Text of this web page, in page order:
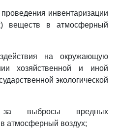
инвентаризации
веществ в атмосферный
на окружающую
хозяйственной и иной
экологической
за выбросы вредных
атмосферный воздух;